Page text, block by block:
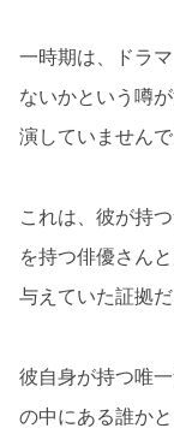
一時期は、ドラ
ないかという噂
演していませんで
これは、彼が持
を持つ俳優さん
与えていた証拠
彼自身が持つ唯
の中にある誰か